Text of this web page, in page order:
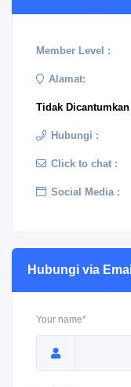
Member Level :
Alamat:
Tidak Dicantumkan
Hubungi :
Click to chat :
Social Media :
Hubungi via
Your name*